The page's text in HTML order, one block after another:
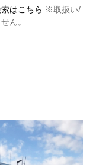
はこちら ※取扱い/
ん。